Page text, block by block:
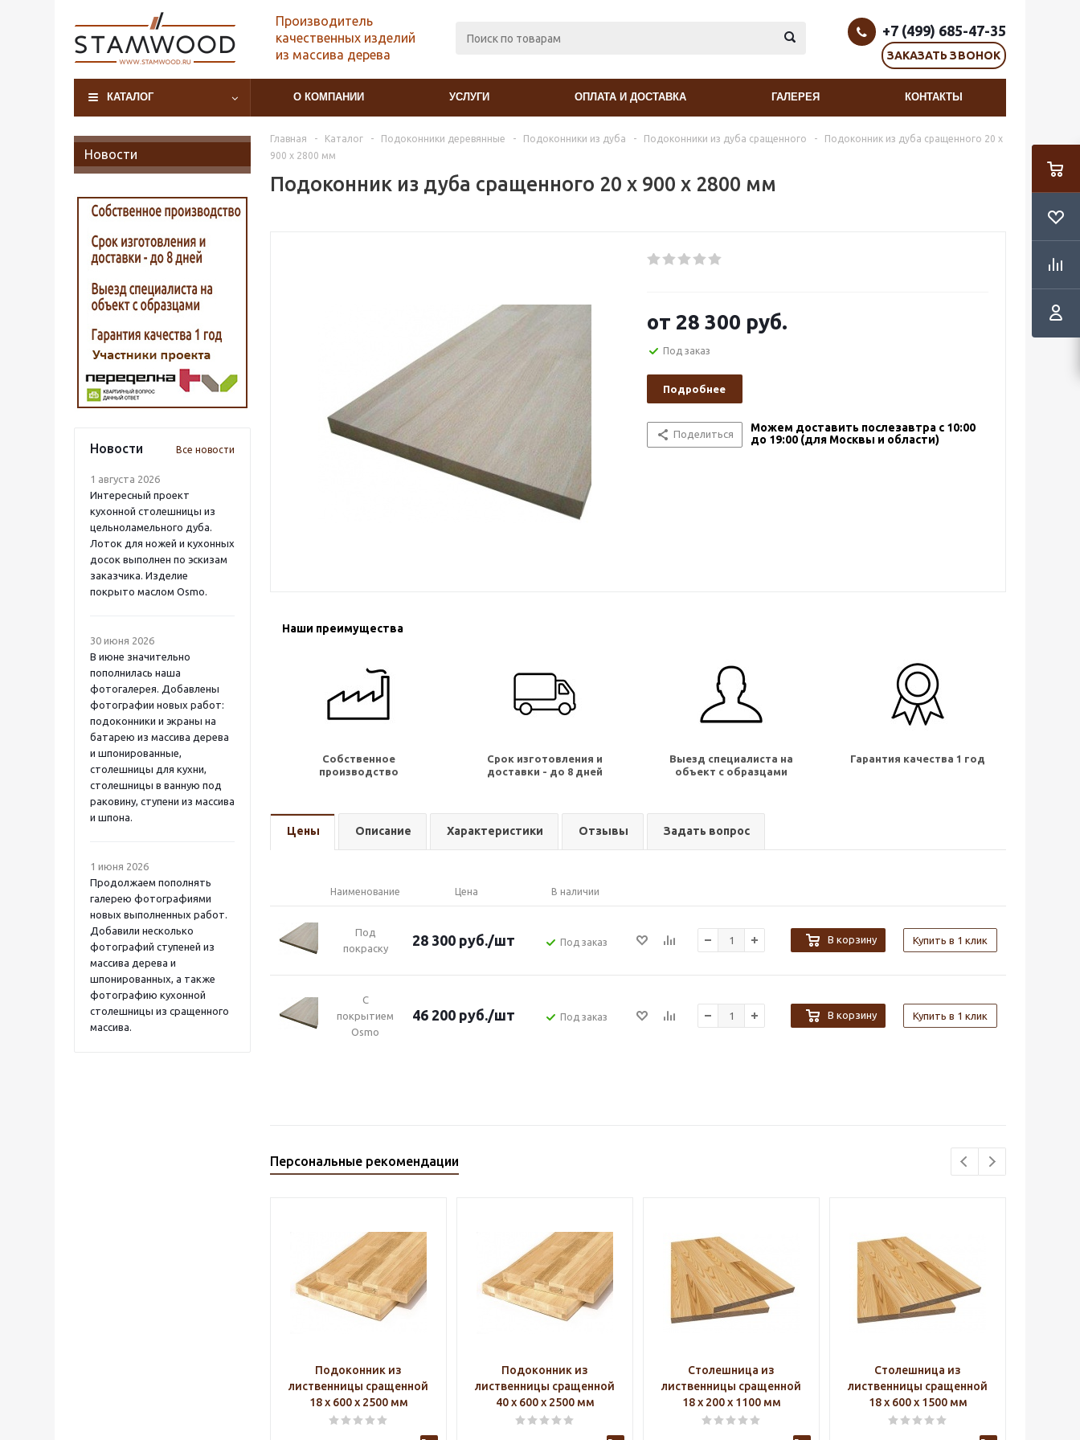
Производитель
качественных изделий
из массива дерева
+7 (499) 685-47-35
ЗАКАЗАТЬ ЗВОНОК
КАТАЛОГ О КОМПАНИИ УСЛУГИ ОПЛАТА И ДОСТАВКА ГАЛЕРЕЯ КОНТАКТЫ
Новости
Новости Все новости
1 августа 2026
Интересный проект
кухонной столешницы из
цельноламельного дуба.
Лоток для ножей и кухонных
досок выполнен по эскизам
заказчика. Изделие
покрыто маслом Osmo.
30 июня 2026
В июне значительно
пополнилась наша
фотогалерея. Добавлены
фотографии новых работ:
подоконники и экраны на
батарею из массива дерева
и шпонированные,
столешницы для кухни,
столешницы в ванную под
раковину, ступени из массива
и шпона.
1 июня 2026
Продолжаем пополнять
галерею фотографиями
новых выполненных работ.
Добавили несколько
фотографий ступеней из
массива дерева и
шпонированных, а также
фотографию кухонной
столешницы из сращенного
массива.
Главная - Каталог - Подоконники деревянные - Подоконники из дуба - Подоконники из дуба сращенного -
Подоконник из дуба сращенного 20 х
900 х 2800 мм
Подоконник из дуба сращенного 20 х 900 х 2800 мм
от 28 300 руб.
Под заказ
Подробнее
Поделиться
Можем доставить послезавтра с 10:00
до 19:00 (для Москвы и области)
Наши преимущества
Собственное
производство
Срок изготовления и
доставки - до 8 дней
Выезд специалиста на
объект с образцами
Гарантия качества 1 год
Цены Описание Характеристики Отзывы Задать вопрос
Наименование Цена В наличии
Под
покраску
28 300 руб./шт Под заказ В корзину Купить в 1 клик
С
покрытием
Osmo
46 200 руб./шт Под заказ В корзину Купить в 1 клик
Персональные рекомендации
Подоконник из
лиственницы сращенной
18 х 600 х 2500 мм
Подоконник из
лиственницы сращенной
40 х 600 х 2500 мм
Столешница из
лиственницы сращенной
18 х 200 х 1100 мм
Столешница из
лиственницы сращенной
18 х 600 х 1500 мм